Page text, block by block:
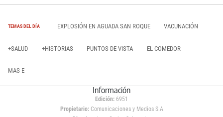
TEMAS DEL DÍA EXPLOSIÓN EN AGUADA SAN ROQUE VACUNACIÓN
+SALUD +HISTORIAS PUNTOS DE VISTA EL COMEDOR
MAS E
Información
Edición: 6951
Propietario:Comunicaciones y Medios S.A